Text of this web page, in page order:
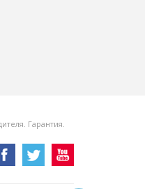
Гарантия.